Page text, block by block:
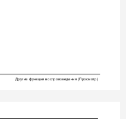
Другие функции воспроизведения (Просмотр)